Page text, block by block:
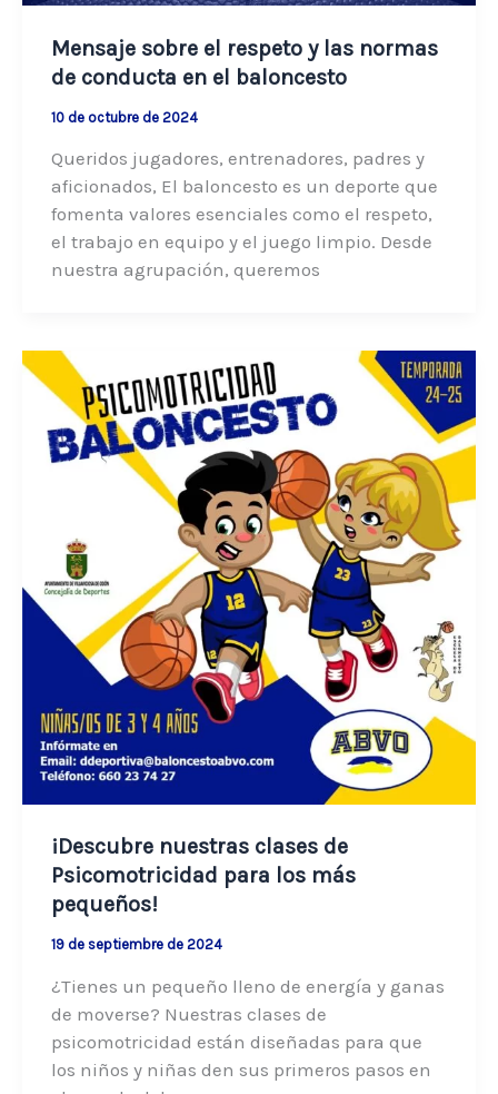
Mensaje sobre el respeto y las normas
de conducta en el baloncesto
10 de octubre de 2024
Queridos jugadores, entrenadores, padres y
aficionados, El baloncesto es un deporte que
fomenta valores esenciales como el respeto,
el trabajo en equipo y el juego limpio. Desde
nuestra agrupación, queremos
¡Descubre nuestras clases de
Psicomotricidad para los más
pequeños!
19 de septiembre de 2024
¿Tienes un pequeño lleno de energía y ganas
de moverse? Nuestras clases de
psicomotricidad están diseñadas para que
los niños y niñas den sus primeros pasos en